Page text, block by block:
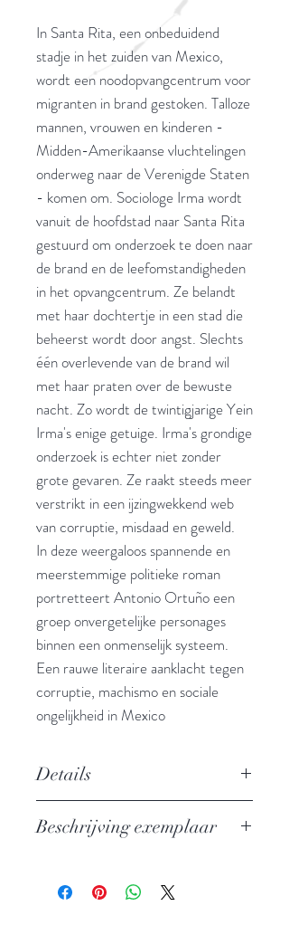
In Santa Rita, een onbeduidend
stadje in het zuiden van Mexico,
wordt een noodopvangcentrum voor
migranten in brand gestoken. Talloze
mannen, vrouwen en kinderen -
Midden-Amerikaanse vluchtelingen
onderweg naar de Verenigde Staten
- komen om. Sociologe Irma wordt
vanuit de hoofdstad naar Santa Rita
gestuurd om onderzoek te doen naar
de brand en de leefomstandigheden
in het opvangcentrum. Ze belandt
met haar dochtertje in een stad die
beheerst wordt door angst. Slechts
één overlevende van de brand wil
met haar praten over de bewuste
nacht. Zo wordt de twintigjarige Yein
Irma's enige getuige. Irma's grondige
onderzoek is echter niet zonder
grote gevaren. Ze raakt steeds meer
verstrikt in een ijzingwekkend web
van corruptie, misdaad en geweld.
In deze weergaloos spannende en
meerstemmige politieke roman
portretteert Antonio Ortuño een
groep onvergetelijke personages
binnen een onmenselijk systeem.
Een rauwe literaire aanklacht tegen
corruptie, machismo en sociale
ongelijkheid in Mexico
Details
Uitgever: Podium
Bindwijze: Paperback
Beschrijving exemplaar